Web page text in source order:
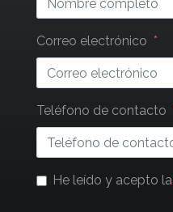
field
Correo electrónico
Teléfono de contacto
He leído y acepto la